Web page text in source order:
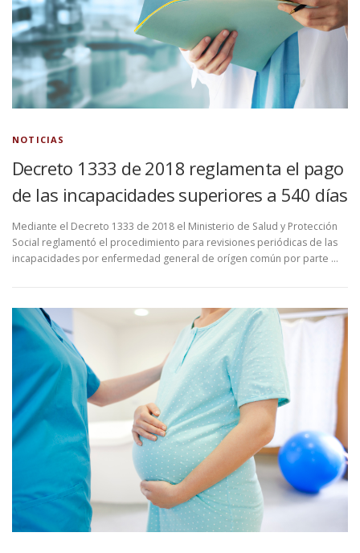
NOTICIAS
Decreto 1333 de 2018 reglamenta el pago
de las incapacidades superiores a 540 días
Mediante el Decreto 1333 de 2018 el Ministerio de Salud y Protección
Social reglamentó el procedimiento para revisiones periódicas de las
incapacidades por enfermedad general de orígen común por parte …